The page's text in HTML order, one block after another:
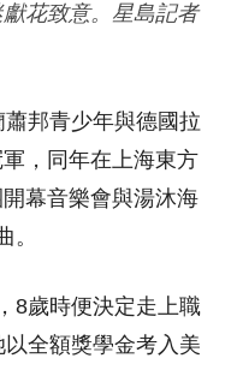
花致意。星島記者
邦青少年與德國拉
，同年在上海東方
幕音樂會與湯沐海
。
8歲時便決定走上職
全額獎學金考入美